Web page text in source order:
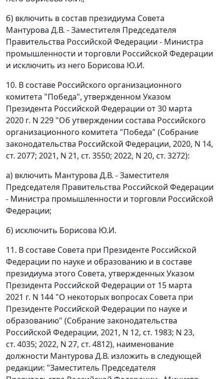
б) включить в состав президиума Совета
Мантурова Д.В. - Заместителя Председателя
Правительства Российской Федерации - Министра
промышленности и торговли Российской Федерации
и исключить из него Борисова Ю.И.
10. В составе Российского организационного
комитета "Победа", утвержденном Указом
Президента Российской Федерации от 30 марта
2020 г. N 229 "Об утверждении состава Российского
организационного комитета "Победа" (Собрание
законодательства Российской Федерации, 2020, N 14,
ст. 2077; 2021, N 21, ст. 3550; 2022, N 20, ст. 3272):
а) включить Мантурова Д.В. - Заместителя
Председателя Правительства Российской Федерации
- Министра промышленности и торговли Российской
Федерации;
б) исключить Борисова Ю.И.
11. В составе Совета при Президенте Российской
Федерации по науке и образованию и в составе
президиума этого Совета, утвержденных Указом
Президента Российской Федерации от 15 марта
2021 г. N 144 "О некоторых вопросах Совета при
Президенте Российской Федерации по науке и
образованию" (Собрание законодательства
Российской Федерации, 2021, N 12, ст. 1983; N 23,
ст. 4035; 2022, N 27, ст. 4812), наименование
должности Мантурова Д.В. изложить в следующей
редакции: "Заместитель Председателя